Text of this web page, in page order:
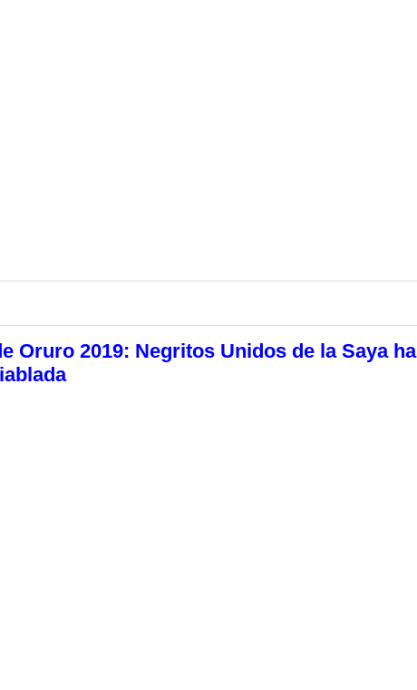
Oruro 2019: Negritos Unidos de la Saya